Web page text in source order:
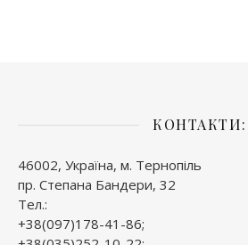
КОНТАКТИ:
46002, Україна, м. Тернопіль
пр. Степана Бандери, 32
Тел.:
+38(097)178-41-86;